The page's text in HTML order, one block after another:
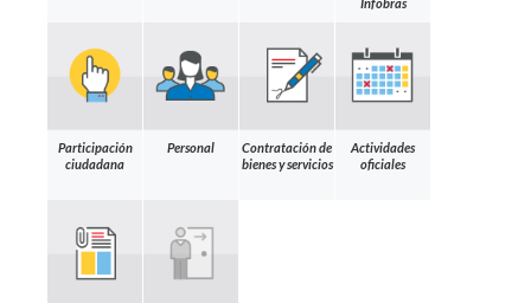
Participación
ciudadana
Personal
Contratación de
bienes y servicios
Actividades
oficiales